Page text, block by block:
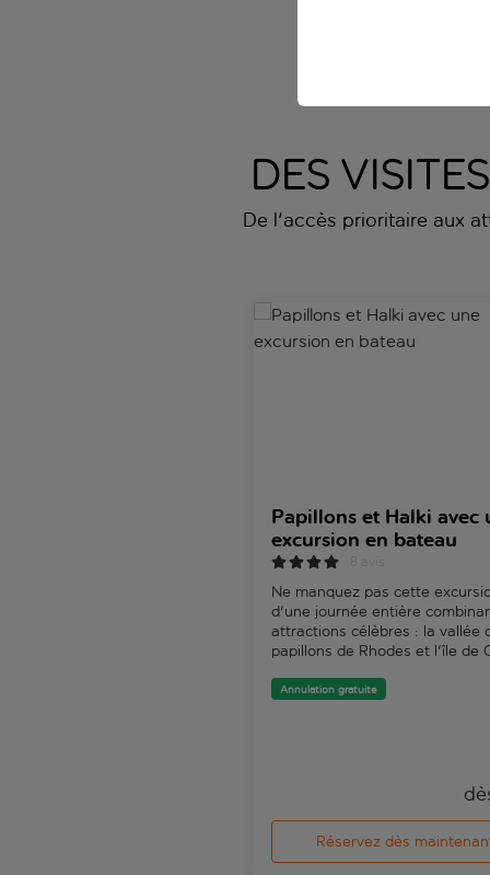
DES
De l'accès prioritaire aux
Papillons et Halki avec une
Papillons et Halki avec
excursion en bateau
Ne manquez pas cette
d'une journée entière
attractions célèbres : la vallée
papillons de Rhodes et l'île de
Annulation gratuite
Réservez dès